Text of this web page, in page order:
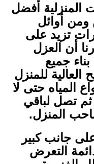
المنزلية أفضل
أوائل
تزيد على
أن العزل
جميع
للمنزل
المياه حتى لا
تصل لباقي
المنزل.
جانب كبير
التعرض